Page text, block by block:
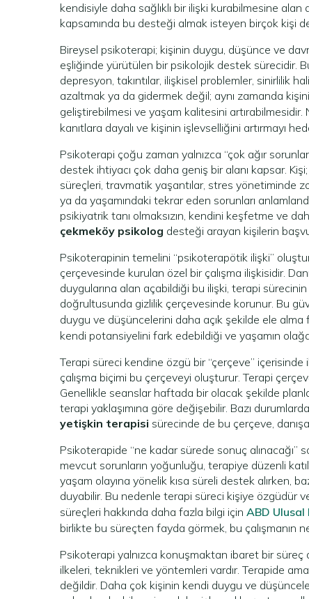
kendisiyle daha sağlıklı bir ilişki kurabilmesine
kapsamında bu desteği almak isteyen birçok kişi
Bireysel psikoterapi; kişinin duygu, düşünce ve
eşliğinde yürütülen bir psikolojik destek sürecidir.
depresyon, takıntılar, ilişkisel problemler, sinirlilik
azaltmak ya da gidermek değil; aynı zamanda
geliştirebilmesi ve yaşam kalitesini artırabilmesidir.
kanıtlara dayalı ve kişinin işlevselliğini artırmayı
Psikoterapi çoğu zaman yalnızca “çok ağır
destek ihtiyacı çok daha geniş bir alanı kapsar.
süreçleri, travmatik yaşantılar, stres yönetiminde
ya da yaşamındaki tekrar eden sorunları
psikiyatrik tanı olmaksızın, kendini keşfetme ve
çekmeköy psikolog desteği arayan kişilerin
Psikoterapinin temelini “psikoterapötik ilişki”
çerçevesinde kurulan özel bir çalışma ilişkisidir.
duygularına alan açabildiği bu ilişki, terapi
doğrultusunda gizlilik çerçevesinde korunur. Bu
duygu ve düşüncelerini daha açık şekilde ele alma
kendi potansiyelini fark edebildiği ve yaşamın
Terapi süreci kendine özgü bir “çerçeve” içerisinde
çalışma biçimi bu çerçeveyi oluşturur. Terapi
Genellikle seanslar haftada bir olacak şekilde
terapi yaklaşımına göre değişebilir. Bazı
yetişkin terapisi sürecinde de bu çerçeve,
Psikoterapide “ne kadar sürede sonuç alınacağı”
mevcut sorunların yoğunluğu, terapiye düzenli
yaşam olayına yönelik kısa süreli destek alırken,
duyabilir. Bu nedenle terapi süreci kişiye özgüdür
süreçleri hakkında daha fazla bilgi için ABD Ulusal
birlikte bu süreçten fayda görmek, bu çalışmanın
Psikoterapi yalnızca konuşmaktan ibaret bir süreç
ilkeleri, teknikleri ve yöntemleri vardır. Terapide
değildir. Daha çok kişinin kendi duygu ve